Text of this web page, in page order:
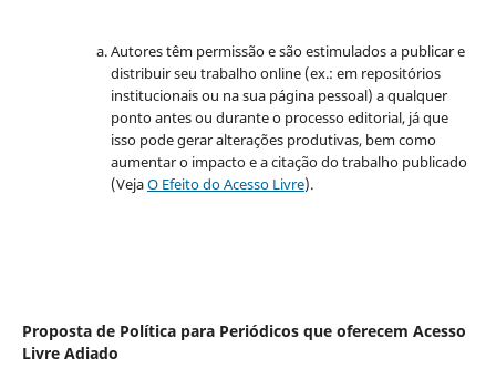
Autores têm permissão e são estimulados a publicar e
distribuir seu trabalho online (ex.: em repositórios
institucionais ou na sua página pessoal) a qualquer
ponto antes ou durante o processo editorial, já que
isso pode gerar alterações produtivas, bem como
aumentar o impacto e a citação do trabalho publicado
(VejaO Efeito do Acesso Livre).
Proposta de Política para Periódicos que oferecem Acesso
Livre Adiado